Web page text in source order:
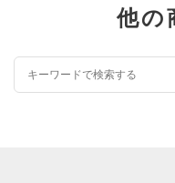
他の